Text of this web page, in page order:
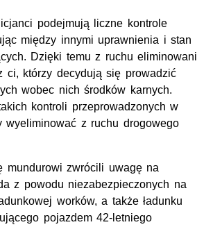
podejmują liczne kontrole
między innymi uprawnienia i stan
Dzięki temu z ruchu eliminowani
ci, którzy decydują się prowadzić
wobec nich środków karnych.
kontroli przeprowadzonych w
wyeliminować z ruchu drogowego
mundurowi zwrócili uwagę na
z powodu niezabezpieczonych na
worków, a także ładunku
pojazdem 42-letniego